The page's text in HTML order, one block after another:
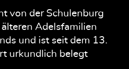
von der Schulenburg
Adelsfamilien
und ist seit dem 13.
urkundlich belegt